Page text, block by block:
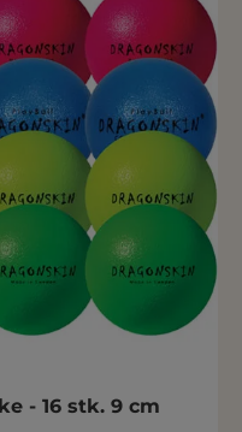
- 16 stk. 9 cm